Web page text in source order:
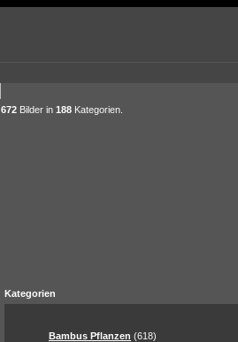
672 Bilder in 188 Kategorien.
Kategorien
Bambus Pflanzen (618)